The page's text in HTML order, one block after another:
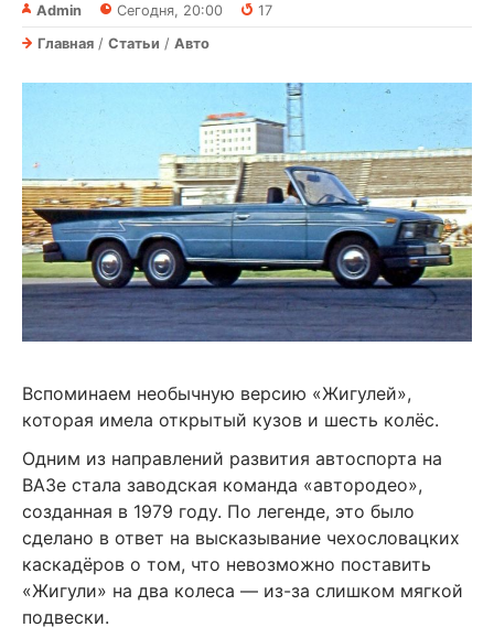
Admin Сегодня, 20:00
17
Главная / Статьи / Авто
Вспоминаем необычную версию «Жигулей»,
которая имела открытый кузов и шесть колёс.
Одним из направлений развития автоспорта на
ВАЗе стала заводская команда «автородео»,
созданная в 1979 году. По легенде, это было
сделано в ответ на высказывание чехословацких
каскадёров о том, что невозможно поставить
«Жигули» на два колеса — из-за слишком мягкой
подвески.